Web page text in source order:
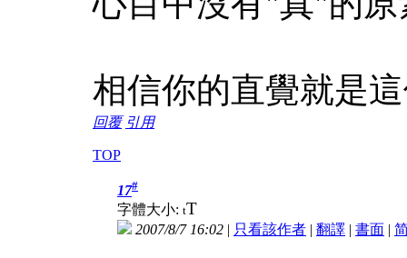
相信你的直覺就是
回覆 引用
TOP
17#
字體大小: tT
2007/8/7 16:02 | 只看該作者 | 翻譯 | 書面 |